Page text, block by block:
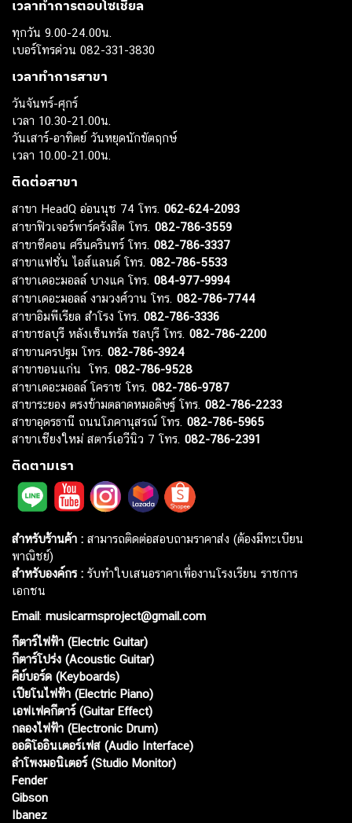
เวลาทำการตอบโซเชียล
ทุกวัน 9.00-24.00น.
เบอร์โทรด่วน 082-331-3830
เวลาทำการสาขา
วันจันทร์-ศุกร์
เวลา 10.30-21.00น.
วันเสาร์-อาทิตย์ วันหยุดนักขัตฤกษ์
เวลา 10.00-21.00น.
ติดต่อสาขา
สาขา HeadQ อ่อนนุช 74 โทร. 062-624-2093
สาขาฟิวเจอร์พาร์ครังสิต โทร. 082-786-3559
สาขาซีคอน ศรีนครินทร์ โทร. 082-786-3337
สาขาแฟชั่น ไอส์แลนด์ โทร. 082-786-5533
สาขาเดอะมอลล์ บางแค โทร. 084-977-9994
สาขาเดอะมอลล์ งามวงศ์วาน โทร. 082-786-7744
สาขาอิมพีเรียล สำโรง โทร. 082-786-3336
สาขาชลบุรี หลังเซ็นทรัล ชลบุรี โทร. 082-786-2200
สาขานครปฐม โทร. 082-786-3924
สาขาขอนแก่น โทร. 082-786-9528
สาขาเดอะมอลล์ โคราช โทร. 082-786-9787
สาขาระยอง ตรงข้ามตลาดหมอดิษฐ์ โทร. 082-786-2233
สาขาอุดรธานี ถนนโภคานุสรณ์ โทร. 082-786-5965
สาขาเชียงใหม่ สตาร์เอวีนิว 7 โทร. 082-786-2391
ติดตามเรา
สำหรับร้านค้า : สามารถติดต่อสอบถามราคาส่ง (ต้องมีทะเบียน
พาณิชย์)
สำหรับองค์กร : รับทำใบเสนอราคาเพื่องานโรงเรียน ราชการ
เอกชน
Email: musicarmsproject@gmail.com
กีตาร์ไฟฟ้า (Electric Guitar)
กีตาร์โปร่ง (Acoustic Guitar)
คีย์บอร์ด (Keyboards)
เปียโนไฟฟ้า (Electric Piano)
เอฟเฟคกีตาร์ (Guitar Effect)
กลองไฟฟ้า (Electronic Drum)
ออดิโออินเตอร์เฟส (Audio Interface)
ลำโพงมอนิเตอร์ (Studio Monitor)
Fender
Gibson
Ibanez